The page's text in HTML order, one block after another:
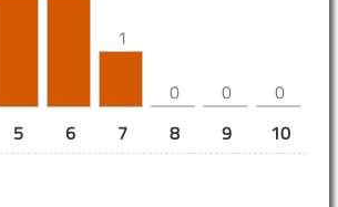
1
0 0 0
5 6 7 8 9 10